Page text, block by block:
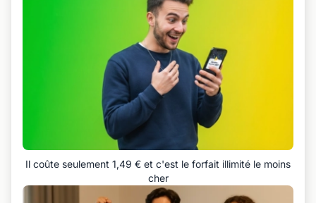
Il coûte seulement 1,49 € et c'est le forfait illimité le moins
cher